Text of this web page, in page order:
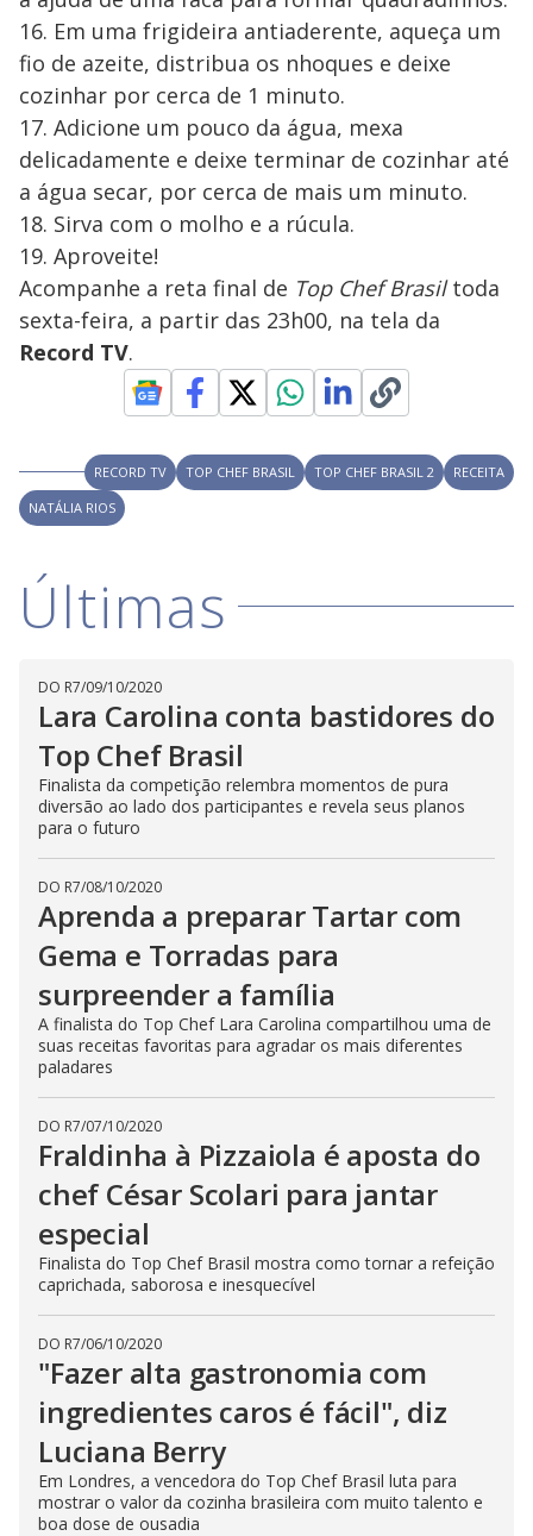
16. Em uma frigideira antiaderente, aqueça um
fio de azeite, distribua os nhoques e deixe
cozinhar por cerca de 1 minuto.
17. Adicione um pouco da água, mexa
delicadamente e deixe terminar de cozinhar até
a água secar, por cerca de mais um minuto.
18. Sirva com o molho e a rúcula.
19. Aproveite!
Acompanhe a reta final de Top Chef Brasiltoda
sexta-feira, a partir das 23h00, na tela da
Record TV.
RECORD TV TOP CHEF BRASIL TOP CHEF BRASIL 2
RECEITA
NATÁLIA RIOS
Últimas
DO R7/09/10/2020
Lara Carolina conta bastidores do
Top Chef Brasil
Finalista da competição relembra momentos de pura
diversão ao lado dos participantes e revela seus planos
para o futuro
DO R7/08/10/2020
Aprenda a preparar Tartar com
Gema e Torradas para
surpreender a família
A finalista do Top Chef Lara Carolina compartilhou uma de
suas receitas favoritas para agradar os mais diferentes
paladares
DO R7/07/10/2020
Fraldinha à Pizzaiola é aposta do
chef César Scolari para jantar
especial
Finalista do Top Chef Brasil mostra como tornar a refeição
caprichada, saborosa e inesquecível
DO R7/06/10/2020
"Fazer alta gastronomia com
ingredientes caros é fácil", diz
Luciana Berry
Em Londres, a vencedora do Top Chef Brasil luta para
mostrar o valor da cozinha brasileira com muito talento e
boa dose de ousadia